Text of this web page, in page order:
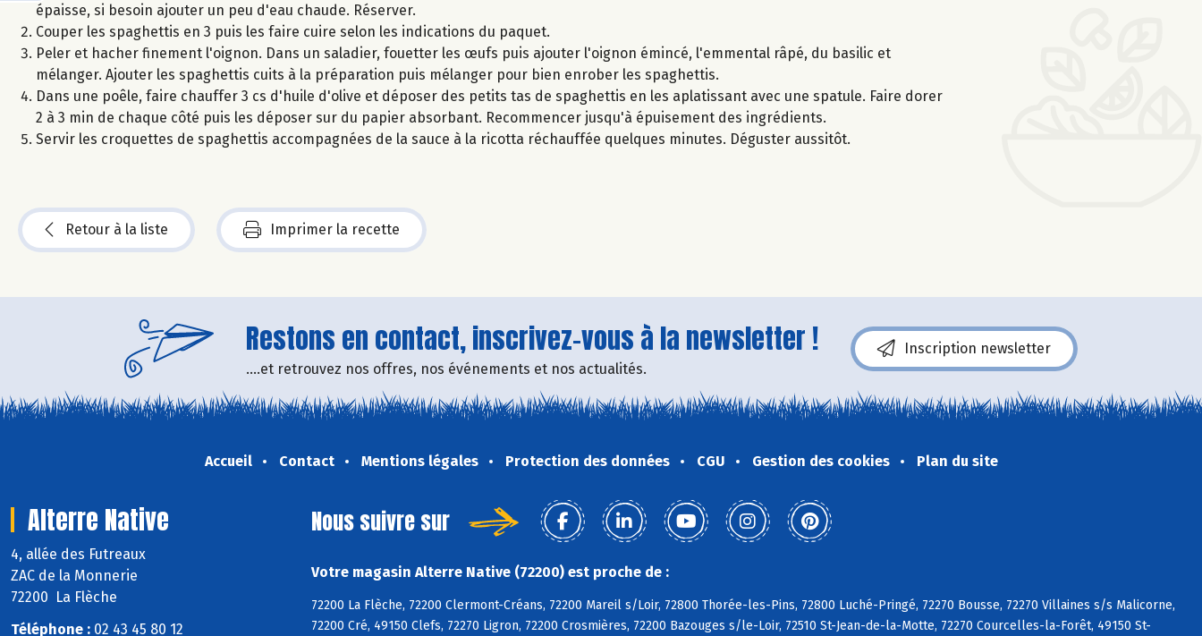
épaisse, si besoin ajouter un peu d'eau chaude. Réserver.
Couper les spaghettis en 3 puis les faire cuire selon les indications du paquet.
Peler et hacher finement l'oignon. Dans un saladier, fouetter les œufs puis ajouter l'oignon émincé, l'emmental râpé, du basilic et
mélanger. Ajouter les spaghettis cuits à la préparation puis mélanger pour bien enrober les spaghettis.
Dans une poêle, faire chauffer 3 cs d'huile d'olive et déposer des petits tas de spaghettis en les aplatissant avec une spatule. Faire dorer
2 à 3 min de chaque côté puis les déposer sur du papier absorbant. Recommencer jusqu'à épuisement des ingrédients.
Servir les croquettes de spaghettis accompagnées de la sauce à la ricotta réchauffée quelques minutes. Déguster aussitôt.
Retour à la liste Imprimer la recette
Restons en contact, inscrivez-vous à la newsletter !
....et retrouvez nos offres, nos événements et nos actualités.
Inscription newsletter
Accueil Contact Mentions légales Protection des données CGU Gestion des cookies Plan du site
Alterre Native
4, allée des Futreaux
ZAC de la Monnerie
72200 La Flèche
Téléphone : 02 43 45 80 12
Nous suivre sur
Votre magasin Alterre Native (72200) est proche de :
72200 La Flèche, 72200 Clermont-Créans, 72200 Mareil s/Loir, 72800 Thorée-les-Pins, 72800 Luché-Pringé, 72270 Bousse, 72270 Villaines s/s Malicorne,
72200 Cré, 49150 Clefs, 72270 Ligron, 72200 Crosmières, 72200 Bazouges s/le-Loir, 72510 St-Jean-de-la-Motte, 72270 Courcelles-la-Forêt, 49150 St-